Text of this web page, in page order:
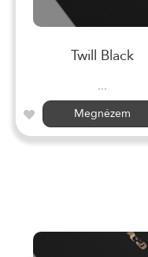
Twill Black
...
Megnézem